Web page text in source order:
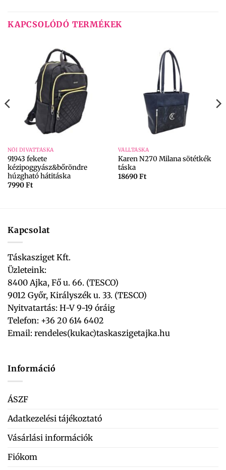
KAPCSOLÓDÓ TERMÉKEK
NŐI DIVATTÁSKA
91943 fekete
kézipoggyász&bőröndre
húzgható hátitáska
7990Ft
VÁLLTÁSKA
Karen N270 Milana sötétkék
táska
18690Ft
Kapcsolat
Táskasziget Kft.
Üzleteink:
8400 Ajka, Fő u. 66. (TESCO)
9012 Győr, Királyszék u. 33. (TESCO)
Nyitvatartás: H-V 9-19 óráig
Telefon: +36 20 614 6402
Email: rendeles(kukac)taskaszigetajka.hu
Információ
ÁSZF
Adatkezelési tájékoztató
Vásárlási információk
Fiókom